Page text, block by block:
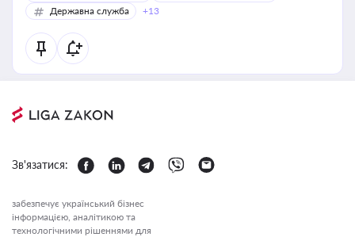
Державна служба
+13
Зв'язатися:
забезпечує український бізнес
інформацією, аналітикою та
технологічними рішеннями для